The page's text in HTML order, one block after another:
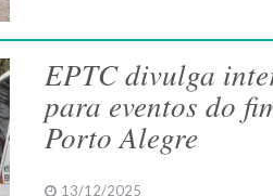
EPTC divulga
para eventos do
Porto Alegre
13/12/2025